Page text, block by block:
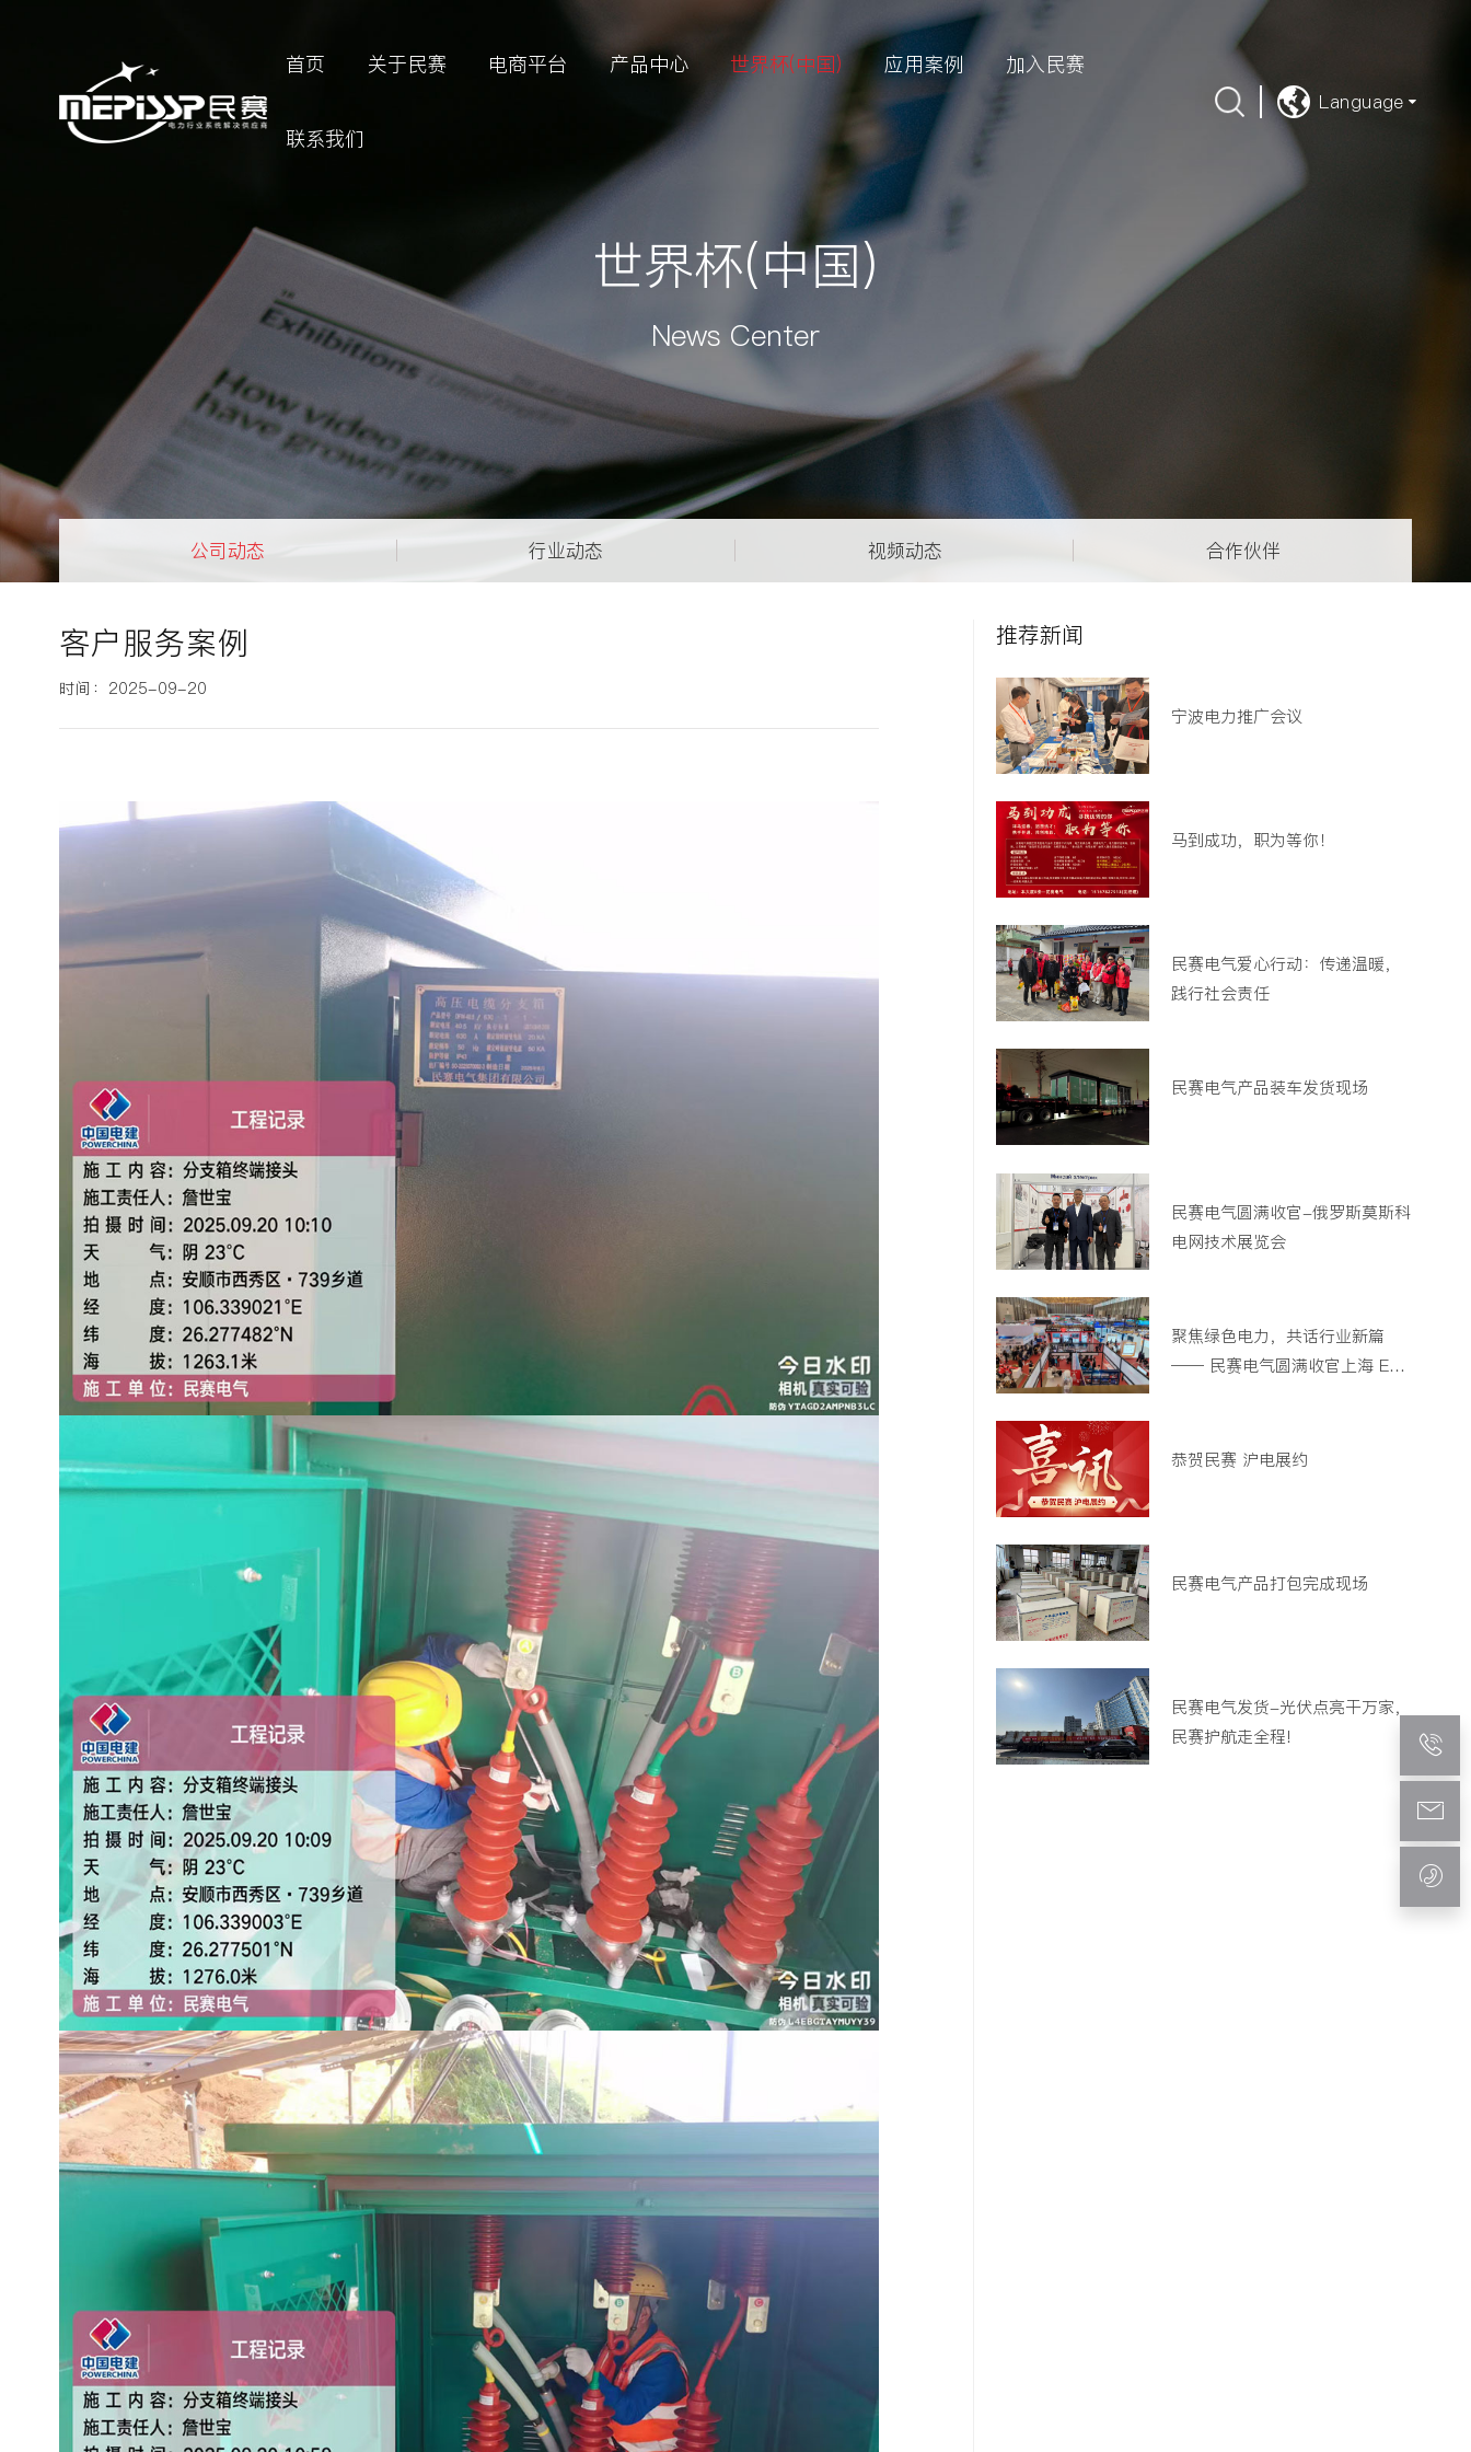
首页 关于民赛 电商平台 产品中心 世界杯(中国) 应用案例 加入民赛
联系我们
Language
世界杯(中国)
News Center
公司动态 行业动态 视频动态 合作伙伴
客户服务案例
时间：2025-09-20
推荐新闻
宁波电力推广会议
马到成功，职为等你！
民赛电气爱心行动：传递温暖，
践行社会责任
民赛电气产品装车发货现场
民赛电气圆满收官-俄罗斯莫斯科
电网技术展览会
聚焦绿色电力，共话行业新篇
—— 民赛电气圆满收官上海 EP
恭贺民赛 沪电展约
民赛电气产品打包完成现场
民赛电气发货-光伏点亮干万家，
民赛护航走全程!